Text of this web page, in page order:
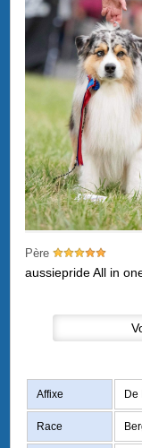
Père
aussiepride All in
Affixe De
Race